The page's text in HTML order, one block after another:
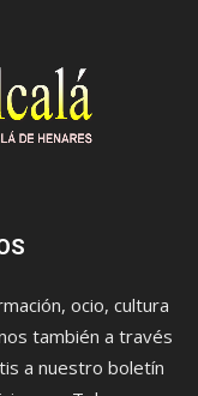
ocio, cultura
también a través
a nuestro boletín